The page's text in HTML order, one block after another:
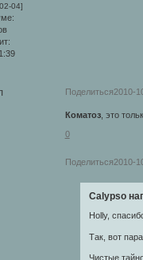
04]
Поделиться2010-
Коматоз, это
0
Поделиться2010-
Calypso
Holly,
Так, вот
Чистые